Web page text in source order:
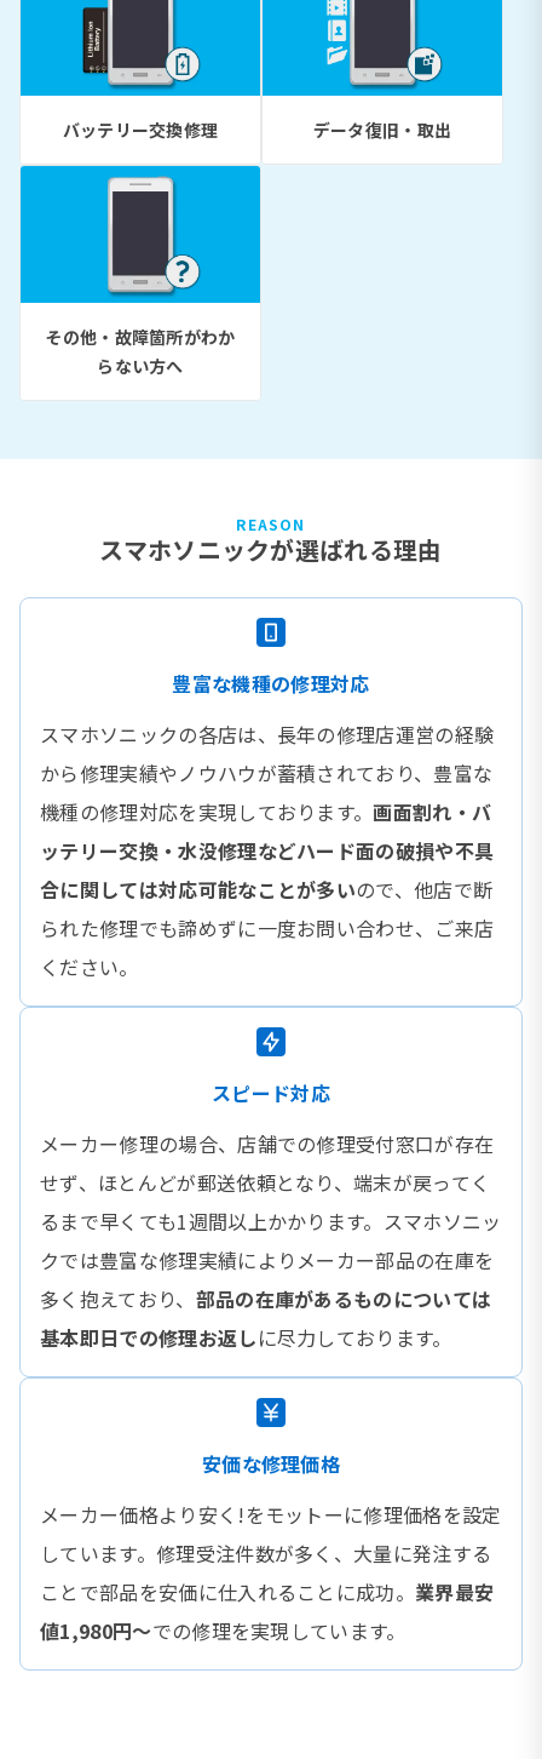
バッテリー交換修理 データ復旧・取出
その他・故障箇所がわか
らない方へ
REASON
スマホソニックが選ばれる理由
豊富な機種の修理対応
スマホソニックの各店は、長年の修理店運営の経験
から修理実績やノウハウが蓄積されており、豊富な
機種の修理対応を実現しております。画面割れ・バ
ッテリー交換・水没修理などハード面の破損や不具
合に関しては対応可能なことが多いので、他店で断
られた修理でも諦めずに一度お問い合わせ、ご来店
ください。
スピード対応
メーカー修理の場合、店舗での修理受付窓口が存在
せず、ほとんどが郵送依頼となり、端末が戻ってく
るまで早くても1週間以上かかります。スマホソニッ
クでは豊富な修理実績によりメーカー部品の在庫を
多く抱えており、 部品の在庫があるものについては
基本即日での修理お返しに尽力しております。
安価な修理価格
メーカー価格より安く!をモットーに修理価格を設定
しています。修理受注件数が多く、大量に発注する
ことで部品を安価に仕入れることに成功。 業界最安
値1,980円〜での修理を実現しています。